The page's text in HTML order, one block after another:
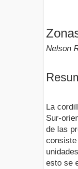
Nelson
La
Sur-
de las
esto se